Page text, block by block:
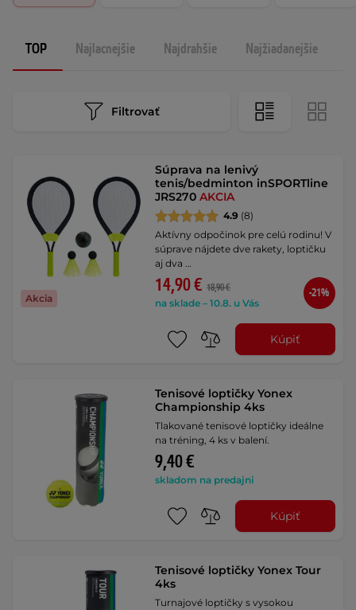
TOP Najlacnejšie Najdrahšie Najžiadanejšie
Filtrovať
Akcia
Súprava na lenivý
tenis/bedminton inSPORTline
JRS270AKCIA
4.9 (8)
Aktívny odpočinok pre celú rodinu! V
súprave nájdete dve rakety, loptičku
aj dva …
14,90 € 18,90 €
na sklade – 10.8. u Vás
-21%
Kúpiť
Tenisové loptičky Yonex
Championship 4ks
Tlakované tenisové loptičky ideálne
na tréning, 4 ks v balení.
9,40 €
skladom na predajni
Kúpiť
Tenisové loptičky Yonex Tour
4ks
Turnajové loptičky s vysokou